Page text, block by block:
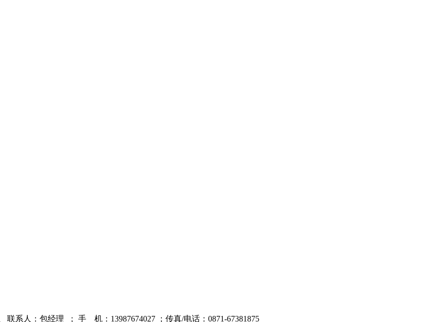
联系人：包经理 ； 手 机：13987674027 ； 传真/电话：0871-67381875